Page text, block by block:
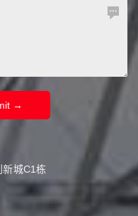
→
新城C1栋